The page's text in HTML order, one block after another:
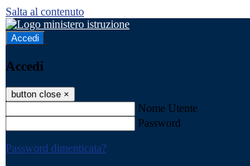
Salta al contenuto
Accedi
Accedi
button close ×
Nome Utente
Password
Password dimenticata?